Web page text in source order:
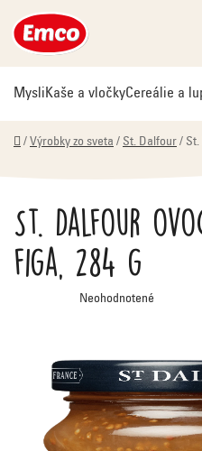
na
obsah
MysliKaše a vločkyCereálie a
Domov
/ Výrobky zo sveta / St. Dalfour /
St. Dalfour
figa, 284 g
Priemerné
hodnotenie
hviezdičiek.
Neohodnotené